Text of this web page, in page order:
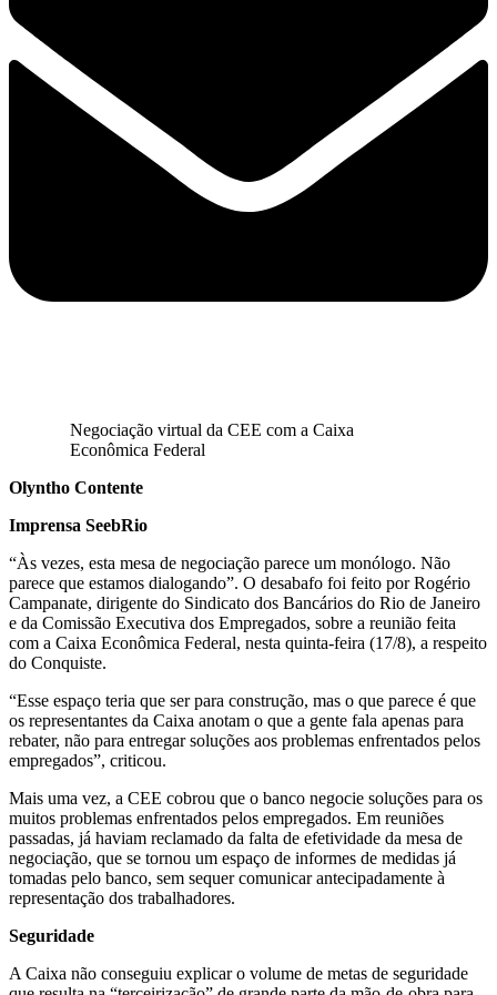
Negociação virtual da CEE com a Caixa
Econômica Federal
Olyntho Contente
Imprensa SeebRio
“Às vezes, esta mesa de negociação parece um monólogo. Não
parece que estamos dialogando”. O desabafo foi feito por Rogério
Campanate, dirigente do Sindicato dos Bancários do Rio de Janeiro
e da Comissão Executiva dos Empregados, sobre a reunião feita
com a Caixa Econômica Federal, nesta quinta-feira (17/8), a respeito
do Conquiste.
“Esse espaço teria que ser para construção, mas o que parece é que
os representantes da Caixa anotam o que a gente fala apenas para
rebater, não para entregar soluções aos problemas enfrentados pelos
empregados”, criticou.
Mais uma vez, a CEE cobrou que o banco negocie soluções para os
muitos problemas enfrentados pelos empregados. Em reuniões
passadas, já haviam reclamado da falta de efetividade da mesa de
negociação, que se tornou um espaço de informes de medidas já
tomadas pelo banco, sem sequer comunicar antecipadamente à
representação dos trabalhadores.
Seguridade
A Caixa não conseguiu explicar o volume de metas de seguridade